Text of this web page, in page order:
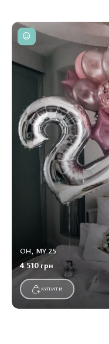
OH, MY 25
4 510 грн
КУПИТИ